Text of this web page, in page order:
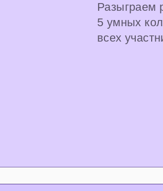
Разыграем
5 умных
всех